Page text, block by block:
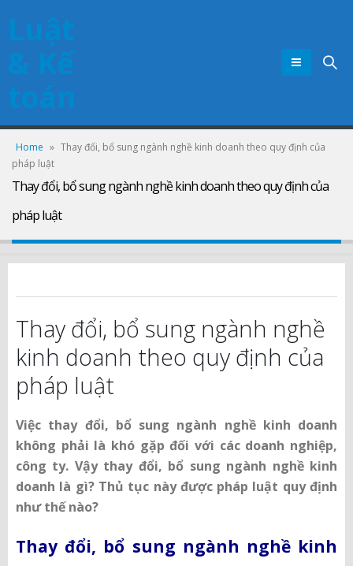
Luật
& Kế
toán
Home » Thay đổi, bổ sung ngành nghề kinh doanh theo quy định của
pháp luật
Thay đổi, bổ sung ngành nghề kinh doanh theo quy định của
pháp luật
Thay đổi, bổ sung ngành nghề
kinh doanh theo quy định của
pháp luật
Việc thay đổi, bổ sung ngành nghề kinh doanh
không phải là khó gặp đối với các doanh nghiệp,
công ty. Vậy thay đổi, bổ sung ngành nghề kinh
doanh là gì? Thủ tục này được pháp luật quy định
như thế nào?
Thay đổi, bổ sung ngành nghề kinh